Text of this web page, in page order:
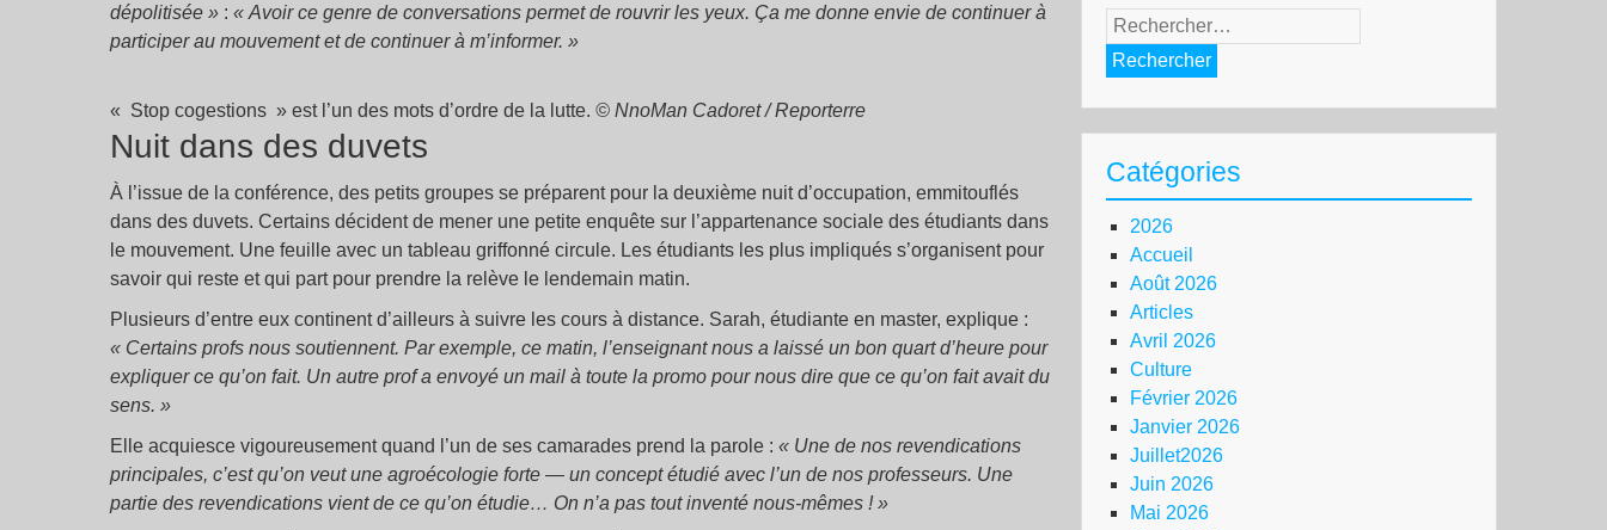
dépolitisée » : « Avoir ce genre de conversations permet de rouvrir les yeux. Ça me donne envie de continuer à
participer au mouvement et de continuer à m’informer. »
« Stop cogestions » est l’un des mots d’ordre de la lutte. © NnoMan Cadoret / Reporterre
Nuit dans des duvets
À l’issue de la conférence, des petits groupes se préparent pour la deuxième nuit d’occupation, emmitouflés
dans des duvets. Certains décident de mener une petite enquête sur l’appartenance sociale des étudiants dans
le mouvement. Une feuille avec un tableau griffonné circule. Les étudiants les plus impliqués s’organisent pour
savoir qui reste et qui part pour prendre la relève le lendemain matin.
Plusieurs d’entre eux continent d’ailleurs à suivre les cours à distance. Sarah, étudiante en master, explique :
« Certains profs nous soutiennent. Par exemple, ce matin, l’enseignant nous a laissé un bon quart d’heure pour
expliquer ce qu’on fait. Un autre prof a envoyé un mail à toute la promo pour nous dire que ce qu’on fait avait du
sens. »
Elle acquiesce vigoureusement quand l’un de ses camarades prend la parole : « Une de nos revendications
principales, c’est qu’on veut une agroécologie forte — un concept étudié avec l’un de nos professeurs. Une
partie des revendications vient de ce qu’on étudie… On n’a pas tout inventé nous-mêmes ! »
Rechercher :
Catégories
2026
Accueil
Août 2026
Articles
Avril 2026
Culture
Février 2026
Janvier 2026
Juillet2026
Juin 2026
Mai 2026